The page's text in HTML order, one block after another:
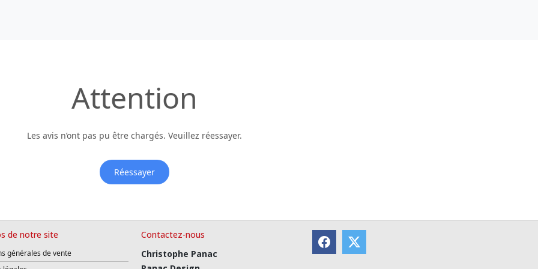
Attention
Les avis n’ont pas pu être chargés. Veuillez réessayer.
Réessayer
de notre site
générales de vente
Contactez-nous
Christophe Panac